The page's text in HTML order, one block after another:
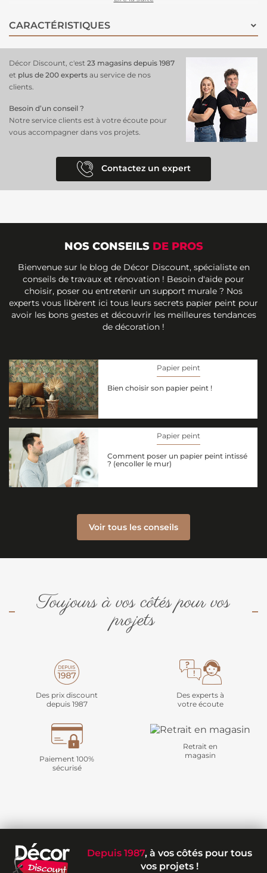
artistique et contemporaine à votre décor, qu'il soit sobre ou non.
Pour une installation facile, préparez votre mur en le nettoyant et
lés du papier peint panoramique en alignant les motifs pour un rendu
impeccable et enchanteur.
CARACTÉRISTIQUES
Décor Discount, c'est 23 magasins depuis 1987
et plus de 200 experts au service de nos
clients.
Besoin d’un conseil ?
Notre service clients est à votre écoute pour
vous accompagner dans vos projets.
Contactez un expert
NOS CONSEILS DE PROS
Bienvenue sur le blog de Décor Discount, spécialiste en
conseils de travaux et rénovation ! Besoin d'aide pour
choisir, poser ou entretenir un support murale ? Nos
experts vous libèrent ici tous leurs secrets papier peint pour
avoir les bons gestes et découvrir les meilleures tendances
de décoration !
Papier peint
Bien choisir son papier peint !
Papier peint
Comment poser un papier peint intissé
? (encoller le mur)
Voir tous les conseils
Toujours à vos côtés pour vos
projets
Des prix discount
depuis 1987
Des experts à
votre écoute
Paiement 100%
sécurisé
Retrait en
magasin
Depuis 1987, à vos côtés pour tous
vos projets !